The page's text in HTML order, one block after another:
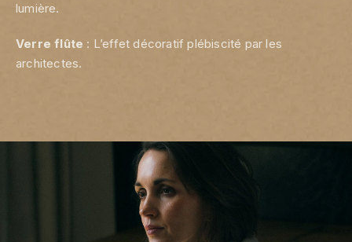
lumière.
Verre flûte : L’effet décoratif plébiscité par les
architectes.